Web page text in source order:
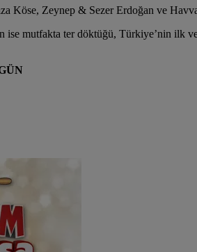
Köse, Zeynep & Sezer Erdoğan ve
ise mutfakta ter döktüğü, Türkiye’nin ilk